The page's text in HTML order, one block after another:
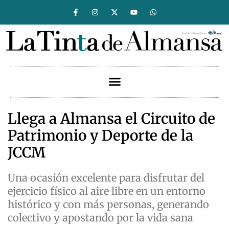
Llega a Almansa el Circuito de
Patrimonio y Deporte de la
JCCM
Una ocasión excelente para disfrutar del
ejercicio físico al aire libre en un entorno
histórico y con más personas, generando
colectivo y apostando por la vida sana